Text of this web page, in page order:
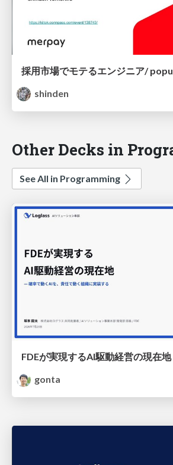
shinden
Other Decks in
See All in Programming
FDEが実現するAI駆動経営の現在地
gonta